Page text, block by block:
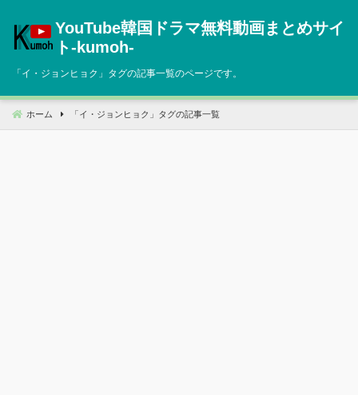
へ
動
YouTube韓国ドラマ無料動画まとめサイ
ト‐kumoh‐
「イ・ジョンヒョク 」タグの記事一覧のページです。
ホーム 「 イ・ジョンヒョク 」タグの記事一覧